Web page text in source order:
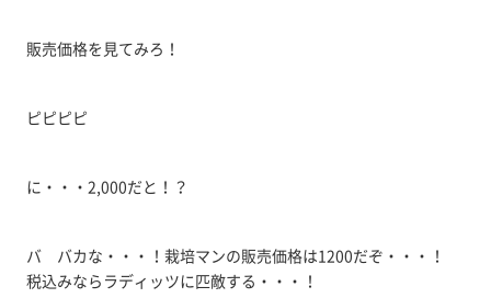
販売価格を見てみろ！
ピピピピ
に・・・2,000だと！？
バ バカな・・・！栽培マンの販売価格は1200だぞ・・・！
税込みならラディッツに匹敵する・・・！